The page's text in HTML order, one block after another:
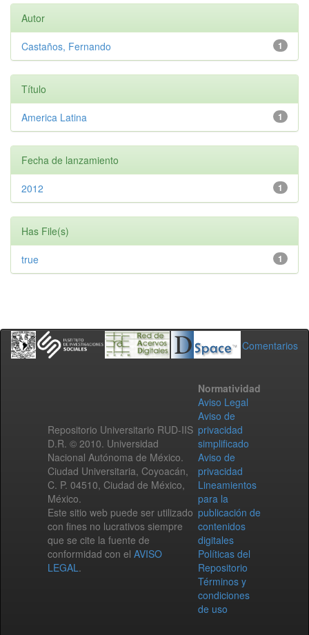
Autor
1
Castaños, Fernando
Título
1
America Latina
Fecha de lanzamiento
1
2012
Has File(s)
1
true
Comentarios
Repositorio Universitario RUD-IIS
D.R. © 2010. Universidad
Nacional Autónoma de México.
Ciudad Universitaria, Coyoacán,
C. P. 04510, Ciudad de México,
México.
Este sitio web puede ser utilizado
con fines no lucrativos siempre
que se cite la fuente de
conformidad con el AVISO
LEGAL.
Normatividad
Aviso Legal
Aviso de
privacidad
simplificado
Aviso de
privacidad
Lineamientos
para la
publicación de
contenidos
digitales
Políticas del
Repositorio
Términos y
condiciones
de uso